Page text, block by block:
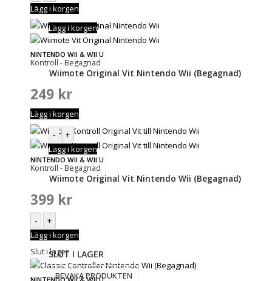
Lägg i korgen
NINTENDO WII & WII U
Kontroll - Begagnad
Lägg i korgen
Wiimote Original Vit Nintendo Wii (Begagnad)
249 kr
Lägg i korgen
NINTENDO WII & WII U
Kontroll - Begagnad
-
+
Lägg i korgen
Wiimote Original Vit Nintendo Wii (Begagnad)
399 kr
-
+
Lägg i korgen
Slut i lagerSLUT I LAGER
BEVAKA PRODUKTEN